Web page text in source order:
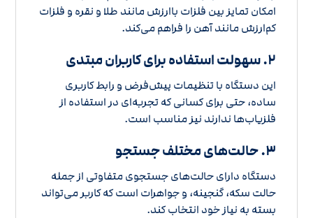
امکان تمایز بین فلزات باارزش مانند طلا و نقره و فلزات
کم‌ارزش مانند آهن را فراهم می‌کند.
۲. سهولت استفاده برای کاربران مبتدی
این دستگاه با تنظیمات پیش‌فرض و رابط کاربری
ساده، حتی برای کسانی که تجربه‌ای در استفاده از
فلزیاب‌ها ندارند نیز مناسب است.
۳. حالت‌های مختلف جستجو
دستگاه دارای حالت‌های جستجوی متفاوتی از جمله
حالت سکه، گنجینه، و جواهرات است که کاربر می‌تواند
بسته به نیاز خود انتخاب کند.